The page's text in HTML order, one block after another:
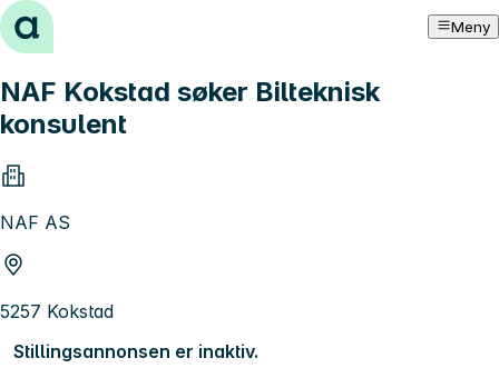
Hopp til innhold Meny
NAF Kokstad søker Bilteknisk
konsulent
NAF AS
5257 Kokstad
Stillingsannonsen er inaktiv.